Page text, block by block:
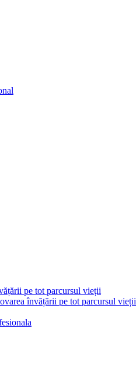
pe tot parcursul vieții
învățării pe tot parcursul vieții